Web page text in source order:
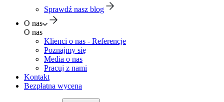
Sprawdź nasz blog
O nas
O nas
Klienci o nas - Referencje
Poznajmy się
Media o nas
Pracuj z nami
Kontakt
Bezpłatna wycena